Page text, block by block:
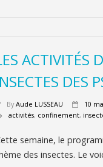
ACTIVITÉS
DES
ByAude LUSSEAU 10
activités, confinement,
semaine, le
des insectes. Le